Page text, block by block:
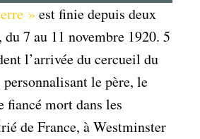
» est finie depuis deux
7 au 11 novembre 1920. 5
l’arrivée du cercueil du
le père, le
mort dans les
de France, à Westminster